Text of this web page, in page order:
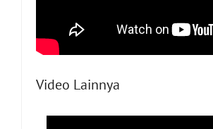
Video Lainnya